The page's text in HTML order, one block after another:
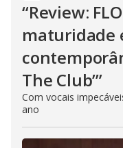
“Review:
maturidade
The Club’”
Com vocais
ano